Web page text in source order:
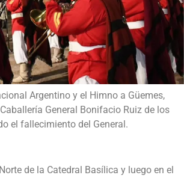
Argentino y el Himno a Güemes,
General Bonifacio Ruiz de los
el fallecimiento del General.
de la Catedral Basílica y luego en el